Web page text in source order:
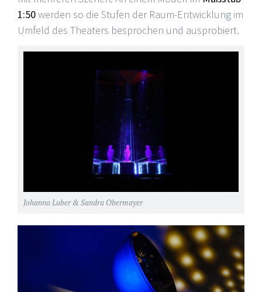
1:50werden so die Stufen der Raum-Entwicklung im
Umfeld des Theaters besprochen und ausprobiert.
Johanna Luber & Sandra Obermayer